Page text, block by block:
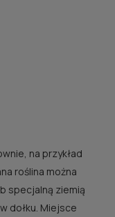
na przykład
roślina można
specjalną ziemią
dołku. Miejsce